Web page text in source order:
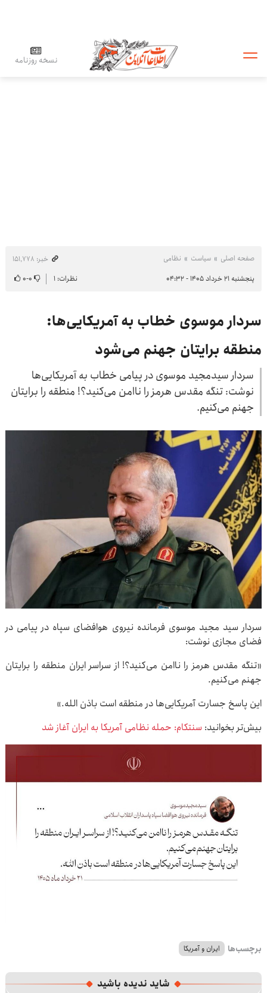
نسخه روزنامه
صفحه اصلی سیاست نظامی
خبر: ۱۵۱٬۷۷۸
پنجشنبه ۲۱ خرداد ۱۴۰۵ - ۰۴:۳۲
نظرات: ۱ ۰-۰
سردار موسوی خطاب به آمریکایی‌ها:
منطقه برایتان جهنم می‌شود
سردار سیدمجید موسوی در پیامی خطاب به آمریکایی‌ها
نوشت: تنگه مقدس هرمز را ناامن می‌کنید؟! منطقه را برایتان
جهنم می‌کنیم.
سردار سید مجید موسوی فرمانده نیروی هوافضای سپاه در پیامی در
فضای مجازی نوشت:
«تنگه مقدس هرمز را ناامن می‌کنید؟! از سراسر ایران منطقه را برایتان
جهنم می‌کنیم.
این پاسخ جسارت آمریکایی‌ها در منطقه است باذن الله.»
بیش‌تر بخوانید: سنتکام: حمله نظامی آمریکا به ایران آغاز شد
برچسب‌ها ایران و آمریکا
شاید ندیده باشید